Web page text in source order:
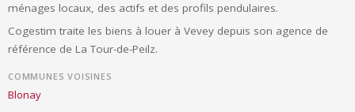
ménages locaux, des actifs et des profils pendulaires.
Cogestim traite les biens à louer à Vevey depuis son agence de
référence de La Tour-de-Peilz.
COMMUNES VOISINES
Blonay